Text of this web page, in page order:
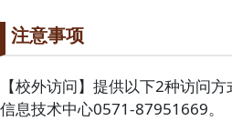
Paragraph title
注意事项
Paragraph Body
【校外访问】提供以下2种访问
信息技术中心0571-87951669。